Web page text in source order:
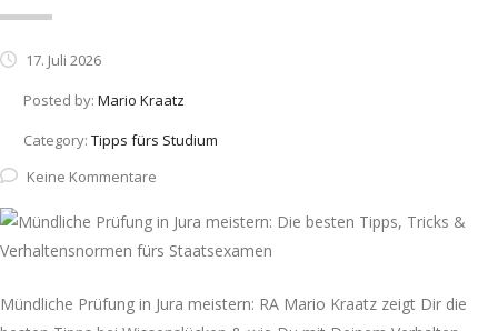
17. Juli 2026
Posted by: Mario Kraatz
Category: Tipps fürs Studium
Keine Kommentare
Mündliche Prüfung in Jura meistern: RA Mario Kraatz zeigt Dir die